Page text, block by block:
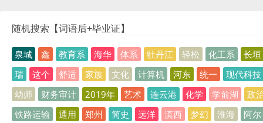
随机搜索【词语后+毕业证】
泉城 鑫 教育系 海华 体系 牡丹江 轻松 化工系
长垣
瑞
这个 舒适 家族 文化 计算机 河东 统一
现代科技
幼师
财务审计 2019年 艺术 连云港 化学 学前湖
政
铁路运输
通用 郑州 简史 远洋 滇西 梦幻 淮海
阿尔